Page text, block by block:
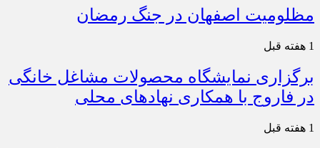
مظلومیت اصفهان در جنگ رمضان
1 هفته قبل
برگزاری نمایشگاه محصولات مشاغل خانگی
در فاروج با همکاری نهادهای محلی
1 هفته قبل